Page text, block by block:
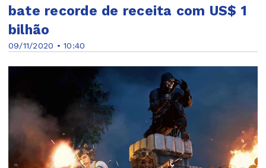
09/11/2020 • 10:40
bate recorde de receita com US$ 1
bilhão